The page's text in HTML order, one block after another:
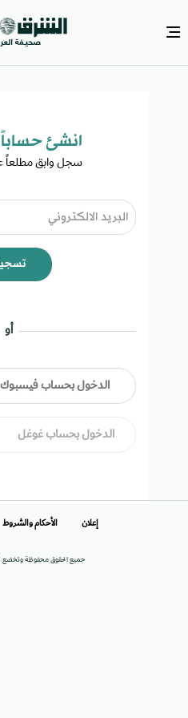
انشئ
سجل وابق مطلعاً
أو
الدخول بحساب فيسبوك
الدخول بحساب غوغل
جميع الحقوق محفوظة وتخضع
إعلان الأحكام والشروط